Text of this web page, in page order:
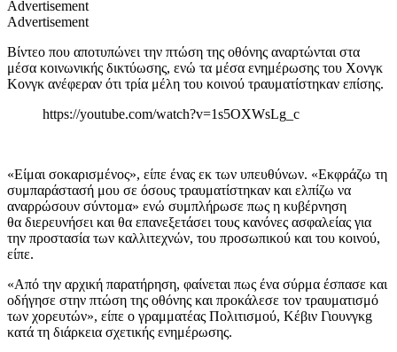
Advertisement
Advertisement
Βίντεο που αποτυπώνει την πτώση της οθόνης αναρτώνται στα
μέσα κοινωνικής δικτύωσης, ενώ τα μέσα ενημέρωσης του Χονγκ
Κονγκ ανέφεραν ότι τρία μέλη του κοινού τραυματίστηκαν επίσης.
https://youtube.com/watch?v=1s5OXWsLg_c
«Είμαι σοκαρισμένος», είπε ένας εκ των υπευθύνων. «Εκφράζω τη
συμπαράστασή μου σε όσους τραυματίστηκαν και ελπίζω να
αναρρώσουν σύντομα» ενώ συμπλήρωσε πως η κυβέρνηση
θα διερευνήσει και θα επανεξετάσει τους κανόνες ασφαλείας για
την προστασία των καλλιτεχνών, του προσωπικού και του κοινού,
είπε.
«Από την αρχική παρατήρηση, φαίνεται πως ένα σύρμα έσπασε και
οδήγησε στην πτώση της οθόνης και προκάλεσε τον τραυματισμό
των χορευτών», είπε ο γραμματέας Πολιτισμού, Κέβιν Γιουνγκg
κατά τη διάρκεια σχετικής ενημέρωσης.